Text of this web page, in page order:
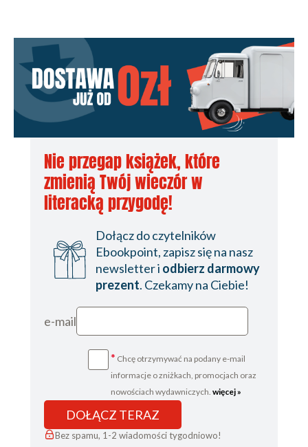
Nie przegap książek, które
zmienią Twój wieczór w
literacką przygodę!
Dołącz do czytelników
Ebookpoint, zapisz się na nasz
newsletter i odbierz darmowy
prezent. Czekamy na Ciebie!
e-mail
* Chcę otrzymywać na podany e-mail
informacje o zniżkach, promocjach oraz
nowościach wydawniczych. więcej »
DOŁĄCZ TERAZ
Bez spamu, 1-2 wiadomości tygodniowo!